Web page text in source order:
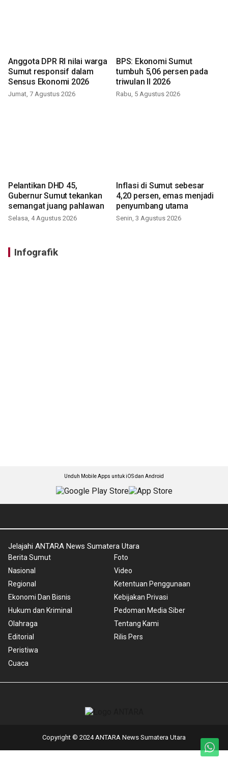
Anggota DPR RI nilai warga
Sumut responsif dalam
Sensus Ekonomi 2026
Jumat, 7 Agustus 2026
BPS: Ekonomi Sumut
tumbuh 5,06 persen pada
triwulan II 2026
Rabu, 5 Agustus 2026
Pelantikan DHD 45,
Gubernur Sumut tekankan
semangat juang pahlawan
Selasa, 4 Agustus 2026
Inflasi di Sumut sebesar
4,20 persen, emas menjadi
penyumbang utama
Senin, 3 Agustus 2026
Infografik
Unduh Mobile Apps untuk iOS dan Android
Jelajahi ANTARA News Sumatera Utara
Berita Sumut
Nasional
Regional
Ekonomi Dan Bisnis
Hukum dan Kriminal
Olahraga
Editorial
Peristiwa
Cuaca
Foto
Video
Ketentuan Penggunaan
Kebijakan Privasi
Pedoman Media Siber
Tentang Kami
Rilis Pers
Copyright © 2024 ANTARA News Sumatera Utara